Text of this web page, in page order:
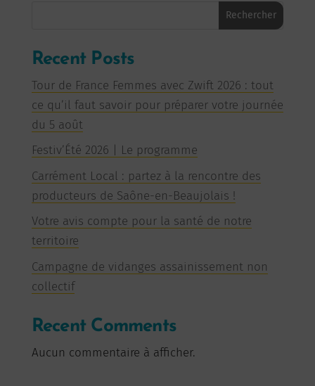
Rechercher
Recent Posts
Tour de France Femmes avec Zwift 2026 : tout
ce qu’il faut savoir pour préparer votre journée
du 5 août
Festiv’Été 2026 | Le programme
Carrément Local : partez à la rencontre des
producteurs de Saône-en-Beaujolais !
Votre avis compte pour la santé de notre
territoire
Campagne de vidanges assainissement non
collectif
Recent Comments
Aucun commentaire à afficher.